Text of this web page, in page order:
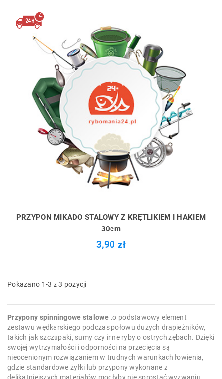
PRZYPON MIKADO STALOWY Z KRĘTLIKIEM I HAKIEM
30cm
3,90 zł
Pokazano 1-3 z 3 pozycji
Przypony spinningowe stalowe to podstawowy element
zestawu wędkarskiego podczas połowu dużych drapieżników,
takich jak szczupaki, sumy czy inne ryby o ostrych zębach. Dzięki
swojej wytrzymałości i odporności na przecięcia są
nieocenionym rozwiązaniem w trudnych warunkach łowienia,
gdzie standardowe żyłki lub przypony wykonane z
delikatniejszych materiałów mogłyby nie sprostać wyzwaniu.